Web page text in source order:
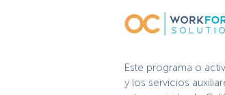
Este programa o
y los servicios